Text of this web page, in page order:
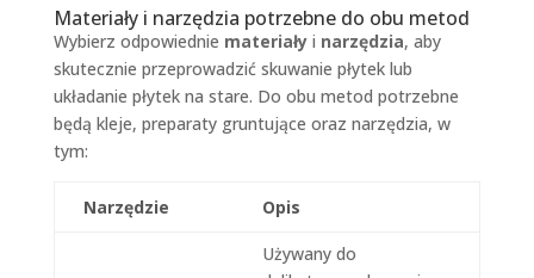
Materiały i narzędzia potrzebne do obu metod
Wybierz odpowiednie materiałyi narzędzia, aby
skutecznie przeprowadzić skuwanie płytek lub
układanie płytek na stare. Do obu metod potrzebne
będą kleje, preparaty gruntujące oraz narzędzia, w
tym:
Narzędzie Opis
Używany do